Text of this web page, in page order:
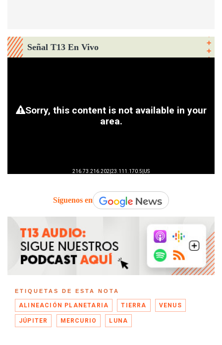
Señal T13 En Vivo
Síguenos en
ETIQUETAS DE ESTA NOTA
ALINEACIÓN PLANETARIA TIERRA VENUS
JÚPITER MERCURIO LUNA